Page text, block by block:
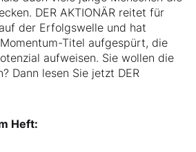
DER AKTIONÄR reitet für
der Erfolgswelle und hat
Titel aufgespürt, die
aufweisen. Sie wollen die
Dann lesen Sie jetzt DER
Heft: